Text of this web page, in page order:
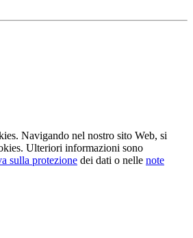
Navigando nel nostro sito Web, si
Ulteriori informazioni sono
sulla protezione dei dati o nelle note